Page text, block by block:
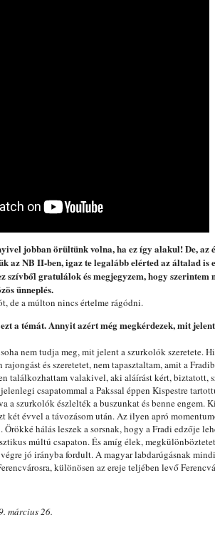
jobban örültünk volna, ha ez így alakul! De, az
az NB II-ben, igaz te legalább elérted az általad is
szívből gratulálok és megjegyzem, hogy
ünneplés.
de a múlton nincs értelme rágódni.
a témát. Annyit azért még megkérdezek, mit
nem tudja meg, mit jelent a szurkolók szeretete.
és szeretetet, nem tapasztaltam, amit a
találkozhattam valakivel, aki aláírást kért, biztatott,
csapatommal a Pakssal éppen Kispestre
a szurkolók észlelték a buszunkat és benne engem.
két évvel a távozásom után. Az ilyen apró
Örökké hálás leszek a sorsnak, hogy a Fradi edzője
múltú csapaton. És amíg élek,
jó irányba fordult. A magyar labdarúgásnak
különösen az ereje teljében levő
március 26.